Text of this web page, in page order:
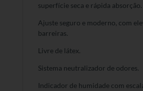
superfície seca e rápida absorção.
Ajuste seguro e moderno, com
barreiras.
Livre de látex.
Sistema neutralizador de odores.
Indicador de humidade com